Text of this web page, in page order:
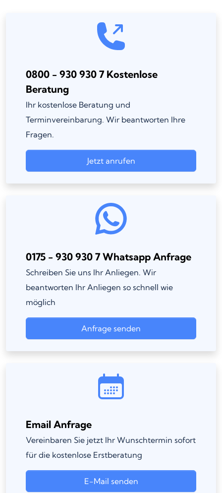
0800 - 930 930 7 Kostenlose
Beratung
Ihr kostenlose Beratung und
Terminvereinbarung. Wir beantworten Ihre
Fragen.
Jetzt anrufen
0175 - 930 930 7 Whatsapp Anfrage
Schreiben Sie uns Ihr Anliegen. Wir
beantworten Ihr Anliegen so schnell wie
möglich
Anfrage senden
Email Anfrage
Vereinbaren Sie jetzt Ihr Wunschtermin sofort
für die kostenlose Erstberatung
E-Mail senden